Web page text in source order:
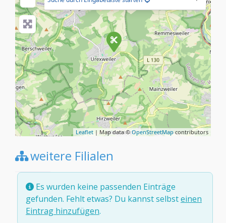
Leaflet | Map data ©OpenStreetMapcontributors
weitere Filialen
Es wurden keine passenden Einträge
gefunden. Fehlt etwas? Du kannst selbsteinen
Eintrag hinzufügen.